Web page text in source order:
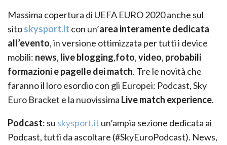
Massima copertura di UEFA EURO 2020 anche sul
sitoskysport.it con un’area interamente dedicata
all’evento, in versione ottimizzata per tutti i device
mobili: news, live blogging,foto,video, probabili
formazioni e pagelle dei match. Tre le novità che
faranno il loro esordio con gli Europei: Podcast, Sky
Euro Bracket e la nuovissima Live match experience.
Podcast: su skysport.it un’ampia sezione dedicata ai
Podcast, tutti da ascoltare (#SkyEuroPodcast). News,